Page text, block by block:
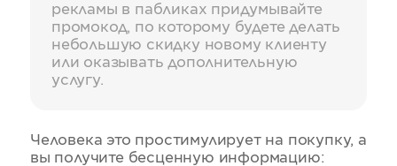
рекламы в пабликах придумывайте
промокод, по которому будете делать
небольшую скидку новому клиенту
или оказывать дополнительную
услугу.
Человека это простимулирует на покупку, а
вы получите бесценную информацию: